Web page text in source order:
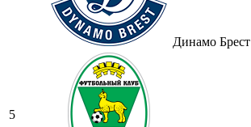
Динамо Брест
5